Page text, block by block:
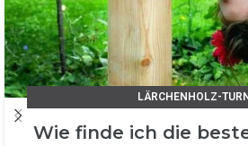
LÄRCHENHOLZ-
Wie finde ich die